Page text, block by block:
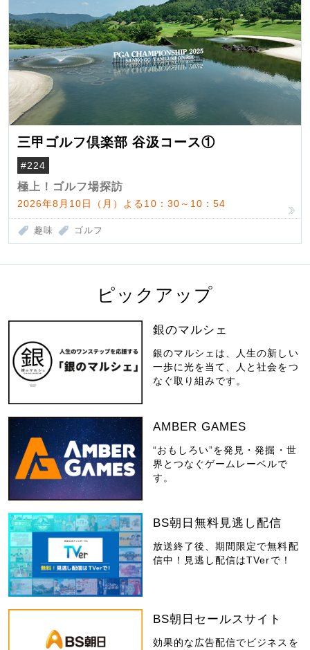
三甲ゴルフ倶楽部 谷汲コース①
#224
極上！ゴルフ場探訪
2026年8月10日（月）よる10：30～10：54
趣味 ゴルフ
ピックアップ
銀のマルシェ
銀のマルシェは、人生の新しい
一歩に光を当て、人と社会をつ
なぐ取り組みです。
AMBER GAMES
“おもしろい”を発見・発掘・世
界とつなぐゲームレーベルで
す。
BS朝日無料見逃し配信
放送終了後、期間限定で無料配
信中！見逃し配信はTVerで！
BS朝日セールスサイト
効果的な広告配信でビジネスを